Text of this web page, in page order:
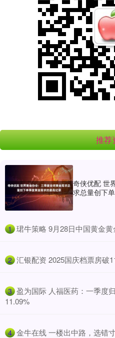
推荐
奇侠优配 世
求总量创下
1 珺牛策略 9月28日中国黄金
2 汇银配资 2025国庆档票房破
3 盈为国际 人福医药：一季度
11.09%
4 金牛在线 一楼出中路，选错